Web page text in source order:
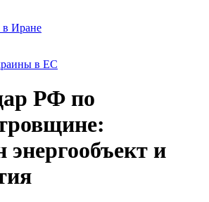
Иране
в ЕС
РФ по
энергообъект и